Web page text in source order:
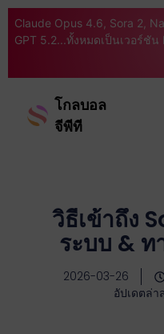
Claude Opus 4.6, Sora 2,
GPT 5.2...ทั้งหมดเป็นเวอร์ชัน
โกลบอล
จีพีที
วิธีเข้าถึง
ระบบ & ท
2026-03-26
อัปเดตล่